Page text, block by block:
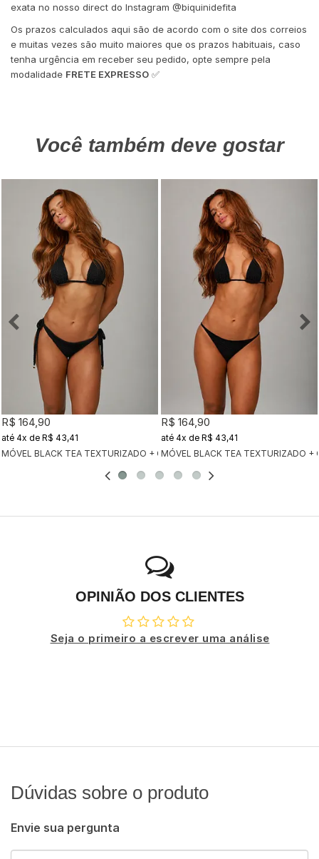
exata no nosso direct do Instagram @biquinidefita
Os prazos calculados aqui são de acordo com o site dos correios
e muitas vezes são muito maiores que os prazos habituais, caso
tenha urgência em receber seu pedido, opte sempre pela
modalidade FRETE EXPRESSO ✅
Você também deve gostar
MÓVEL BLACK TEA TEXTURIZADO + CALCINHA CLÁSSICA BLACK TEA
R$ 164,90
4x de R$ 43,41
MÓVEL BLACK TEA TEXTURIZADO +
R$ 164,90
4x de R$ 43,41
OPINIÃO DOS CLIENTES
Seja o primeiro a escrever uma análise
Dúvidas sobre o produto
Envie sua pergunta